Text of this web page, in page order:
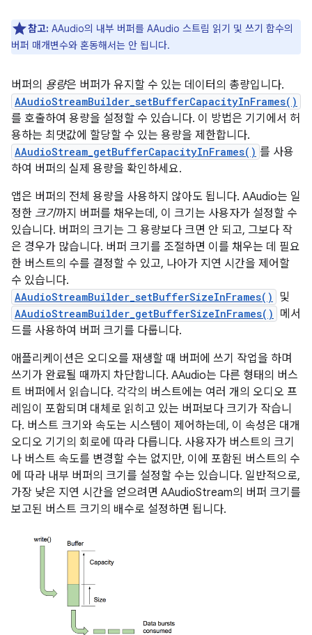
참고: AAudio의 내부 버퍼를 AAudio 스트림 읽기 및 쓰기 함수의
버퍼 매개변수와 혼동해서는 안 됩니다.
버퍼의 용량은 버퍼가 유지할 수 있는 데이터의 총량입니다.
AAudioStreamBuilder_setBufferCapacityInFrames()
를 호출하여 용량을 설정할 수 있습니다. 이 방법은 기기에서 허
용하는 최댓값에 할당할 수 있는 용량을 제한합니다.
AAudioStream_getBufferCapacityInFrames() 를 사용
하여 버퍼의 실제 용량을 확인하세요.
앱은 버퍼의 전체 용량을 사용하지 않아도 됩니다. AAudio는 일
정한 크기까지 버퍼를 채우는데, 이 크기는 사용자가 설정할 수
있습니다. 버퍼의 크기는 그 용량보다 크면 안 되고, 그보다 작
은 경우가 많습니다. 버퍼 크기를 조절하면 이를 채우는 데 필요
한 버스트의 수를 결정할 수 있고, 나아가 지연 시간을 제어할
수 있습니다.
AAudioStreamBuilder_setBufferSizeInFrames() 및
AAudioStreamBuilder_getBufferSizeInFrames()
메서
드를 사용하여 버퍼 크기를 다룹니다.
애플리케이션은 오디오를 재생할 때 버퍼에 쓰기 작업을 하며
쓰기가 완료될 때까지 차단합니다. AAudio는 다른 형태의 버스
트 버퍼에서 읽습니다. 각각의 버스트에는 여러 개의 오디오 프
레임이 포함되며 대체로 읽히고 있는 버퍼보다 크기가 작습니
다. 버스트 크기와 속도는 시스템이 제어하는데, 이 속성은 대개
오디오 기기의 회로에 따라 다릅니다. 사용자가 버스트의 크기
나 버스트 속도를 변경할 수는 없지만, 이에 포함된 버스트의 수
에 따라 내부 버퍼의 크기를 설정할 수는 있습니다. 일반적으로,
가장 낮은 지연 시간을 얻으려면 AAudioStream의 버퍼 크기를
보고된 버스트 크기의 배수로 설정하면 됩니다.